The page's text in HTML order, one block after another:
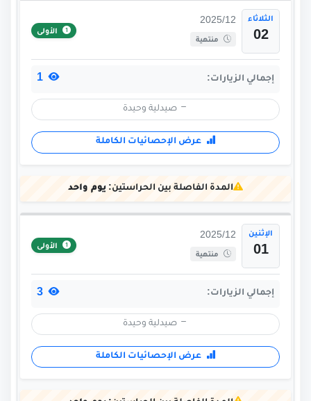
الثلاثاء
02
2025/12
منتهية
الأولى
إجمالي الزيارات:
صيدلية وحيدة
عرض الإحصائيات الكاملة
المدة الفاصلة بين الحراستين: يوم واحد
الإثنين
01
2025/12
منتهية
الأولى
إجمالي الزيارات:
صيدلية وحيدة
عرض الإحصائيات الكاملة